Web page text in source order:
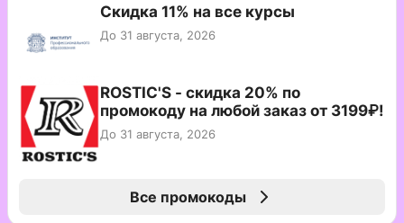
Скидка 11% на все курсы
До 31 августа, 2026
ROSTIC'S - скидка 20% по
промокоду на любой заказ от 3199₽!
До 31 августа, 2026
Все промокоды